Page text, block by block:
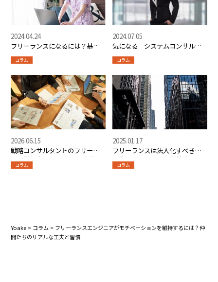
フリーランスになるには？基本
知識や活躍するための事前準備
とは？
2024.04.24
コラム
気になる システムコンサルタ
ントってどんな仕事？
2024.07.05
コラム
戦略コンサルタントのフリーラ
ンス単価｜MBB出身者の実態
2026.06.15
コラム
フリーランスは法人化すべき？
後悔しないための判断基準と最
適なタイミングや手順を解説
2025.01.17
コラム
Yoake > コラム > フリーランスエンジニアがモチベーションを維持するには？仲
間たちのリアルな工夫と習慣